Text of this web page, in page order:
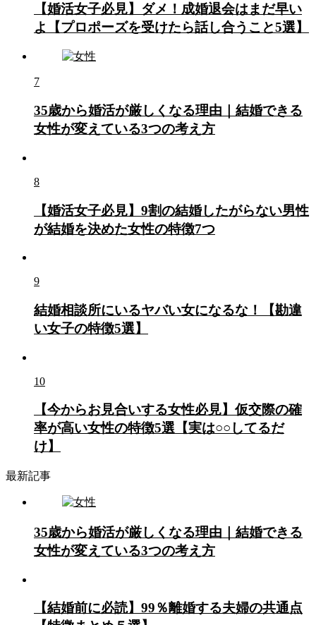
【婚活女子必見】ダメ！成婚退会はまだ早い
よ【プロポーズを受けたら話し合うこと5選】
7
35歳から婚活が厳しくなる理由｜結婚できる
女性が変えている3つの考え方
8
【婚活女子必見】9割の結婚したがらない男性
が結婚を決めた女性の特徴7つ
9
結婚相談所にいるヤバい女になるな！【勘違
い女子の特徴5選】
10
【今からお見合いする女性必見】仮交際の確
率が高い女性の特徴5選【実は○○してるだ
け】
最新記事
35歳から婚活が厳しくなる理由｜結婚できる
女性が変えている3つの考え方
【結婚前に必読】99％離婚する夫婦の共通点